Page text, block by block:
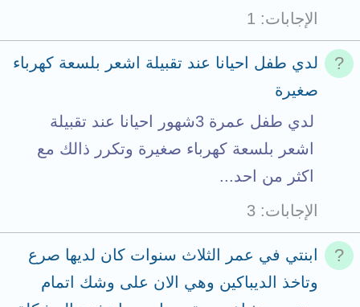
الإجابات
1
لدي طفل احيانا عند تقبيلة اشعر بلسعة كهرباء
صغيرة
لدي طفل عمرة 3شهور احيانا عند تقبيلة
اشعر بلسعة كهرباء صغيرة وتكرر ذالك مع
اكثر من احد...
الإجابات
3
ابنتي في عمر الثلاث سنوات كان لديها صرع
وتاخذ الديباكين وهي الان على وشك اتمام